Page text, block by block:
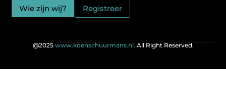
Wie zijn wij? Registreer
@2025 www.koenschuurmans.nl. All Right Reserved.